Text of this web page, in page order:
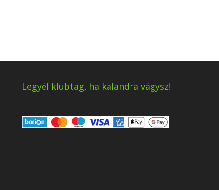
Legyél klubtag, ha kalandra vágysz!